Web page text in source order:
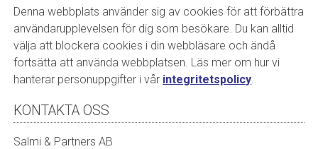
Denna webbplats använder sig av cookies för att förbättra
användarupplevelsen för dig som besökare. Du kan alltid
välja att blockera cookies i din webbläsare och ändå
fortsätta att använda webbplatsen. Läs mer om hur vi
hanterar personuppgifter i vår integritetspolicy
KONTAKTA OSS
Salmi & Partners AB